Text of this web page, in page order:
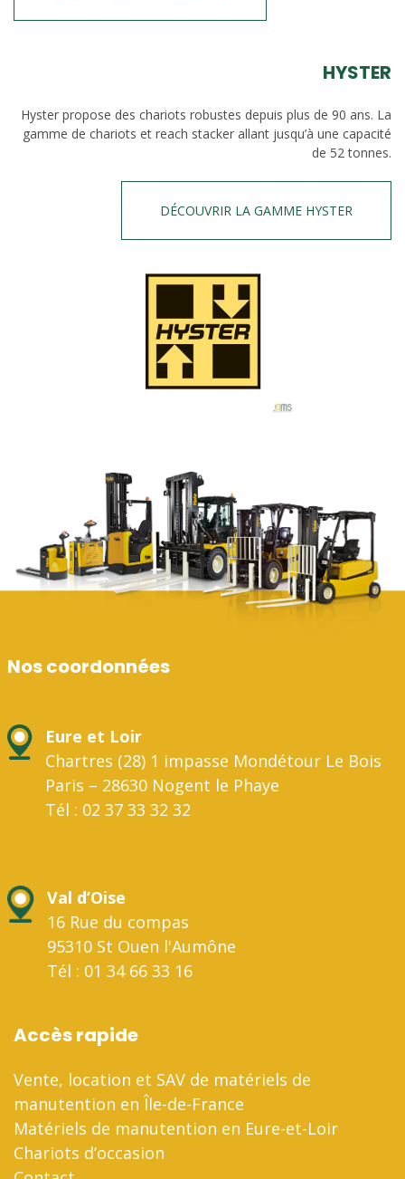
HYSTER
Hyster propose des chariots robustes depuis plus de 90 ans. La
gamme de chariots et reach stacker allant jusqu’à une capacité
de 52 tonnes.
DÉCOUVRIR LA GAMME HYSTER
Nos coordonnées
Eure et Loir
Chartres (28) 1 impasse Mondétour Le Bois
Paris – 28630 Nogent le Phaye
Tél : 02 37 33 32 32
Val d’Oise
16 Rue du compas
95310 St Ouen l'Aumône
Tél : 01 34 66 33 16
Accès rapide
Vente, location et SAV de matériels de
manutention en Île-de-France
Matériels de manutention en Eure-et-Loir
Chariots d’occasion